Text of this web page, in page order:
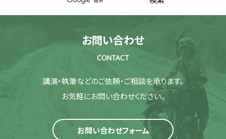
お問い合わせ
CONTACT
講演・執筆などのご依頼・ご相談を承ります。
お気軽にお問い合わせください。
お問い合わせフォーム